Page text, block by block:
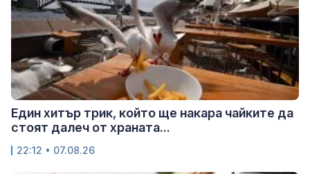
Един хитър трик, който ще накара чайките да
стоят далеч от храната...
22:12 • 07.08.26